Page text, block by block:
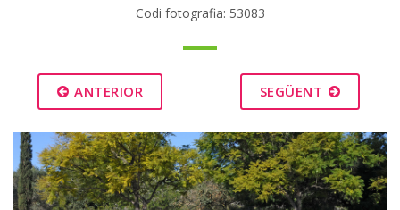
Codi fotografia: 53083
ANTERIOR SEGÜENT